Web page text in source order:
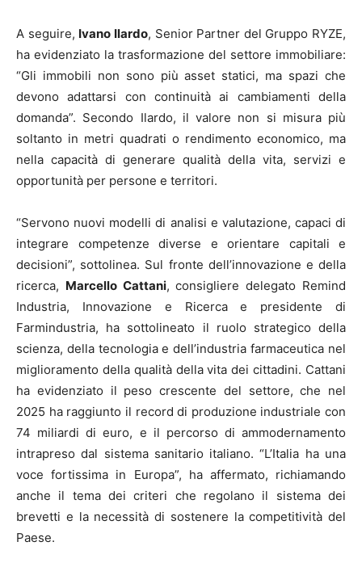
A seguire, Ivano Ilardo, Senior Partner del Gruppo RYZE,
ha evidenziato la trasformazione del settore immobiliare:
“Gli immobili non sono più asset statici, ma spazi che
devono adattarsi con continuità ai cambiamenti della
domanda”. Secondo Ilardo, il valore non si misura più
soltanto in metri quadrati o rendimento economico, ma
nella capacità di generare qualità della vita, servizi e
opportunità per persone e territori.
“Servono nuovi modelli di analisi e valutazione, capaci di
integrare competenze diverse e orientare capitali e
decisioni”, sottolinea. Sul fronte dell’innovazione e della
ricerca, Marcello Cattani, consigliere delegato Remind
Industria, Innovazione e Ricerca e presidente di
Farmindustria, ha sottolineato il ruolo strategico della
scienza, della tecnologia e dell’industria farmaceutica nel
miglioramento della qualità della vita dei cittadini. Cattani
ha evidenziato il peso crescente del settore, che nel
2025 ha raggiunto il record di produzione industriale con
74 miliardi di euro, e il percorso di ammodernamento
intrapreso dal sistema sanitario italiano. “L’Italia ha una
voce fortissima in Europa”, ha affermato, richiamando
anche il tema dei criteri che regolano il sistema dei
brevetti e la necessità di sostenere la competitività del
Paese.